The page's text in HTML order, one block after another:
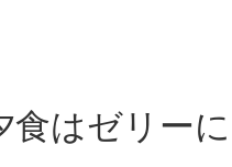
食はゼリー